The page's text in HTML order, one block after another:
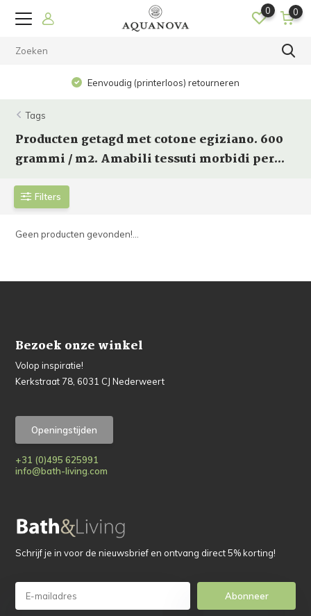
0 0
Eenvoudig (printerloos) retourneren
Tags
Producten getagd met cotone egiziano. 600
grammi / m2. Amabili tessuti morbidi per...
Filters
Geen producten gevonden!...
Bezoek onze winkel
Volop inspiratie!
Kerkstraat 78, 6031 CJ Nederweert
Openingstijden
+31 (0)495 625991
info@bath-living.com
Schrijf je in voor de nieuwsbrief en ontvang direct 5% korting!
Abonneer